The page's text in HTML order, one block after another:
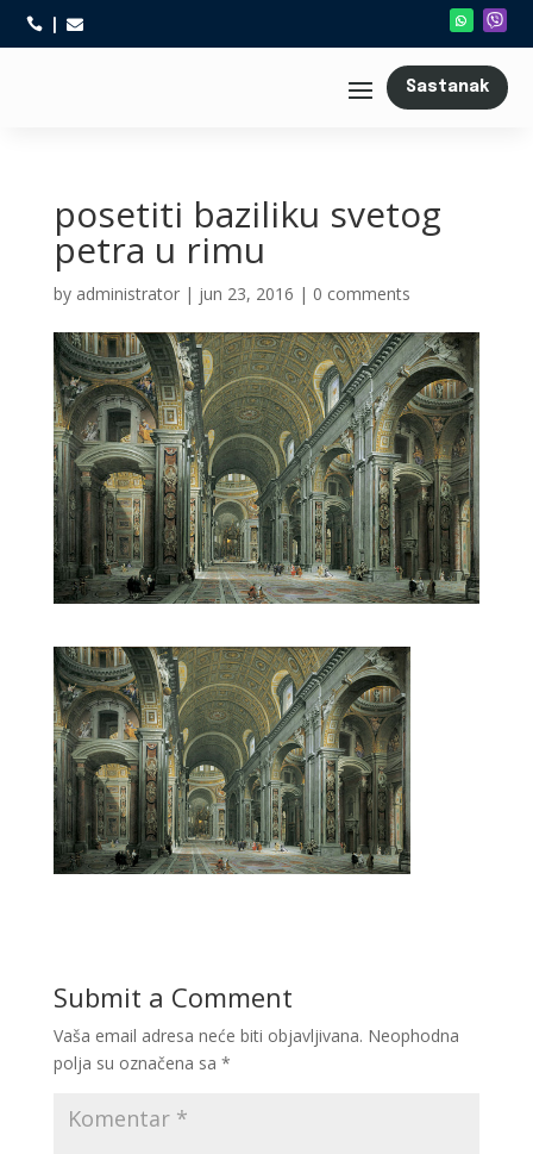
 
Sastanak
posetiti baziliku svetog
petra u rimu
by administrator| jun 23, 2016 | 0 comments
Submit a Comment
Vaša email adresa neće biti objavljivana. Neophodna
polja su označena sa *